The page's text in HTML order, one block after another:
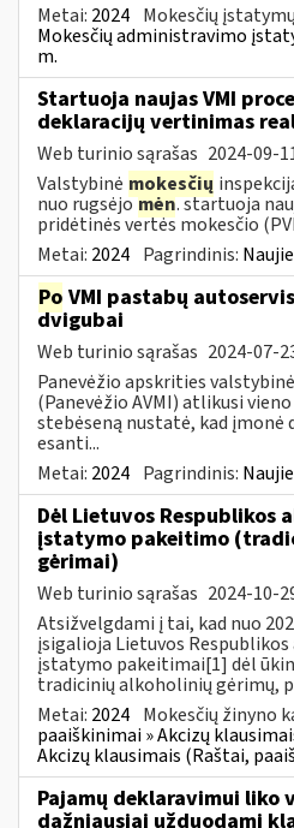
Metai: 2024 Mokesčių
Mokesčių administravimo
m.
Startuoja naujas VMI
deklaracijų vertinimas
Web turinio sąrašas 2024-09-
Valstybinė mokesčių
nuo rugsėjomėn. startuoja
pridėtinės vertės mokesčio
Metai: 2024 Pagrindinis:
Po VMI pastabų
dvigubai
Web turinio sąrašas 2024-07-
Panevėžio apskrities valstybinė
(Panevėžio AVMI) atlikusi
stebėseną nustatė, kad įmonė
esanti...
Metai: 2024 Pagrindinis:
Dėl Lietuvos Respublikos
įstatymo pakeitimo
gėrimai)
Web turinio sąrašas 2024-10-
Atsižvelgdami į tai, kad nuo
įsigalioja Lietuvos
įstatymo pakeitimai[1] dėl
tradicinių alkoholinių gėrimų,
Metai: 2024 Mokesčių žinyno
paaiškinimai » Akcizų
Akcizų klausimais (Raštai,
Pajamų deklaravimui liko
dažniausiai užduodami